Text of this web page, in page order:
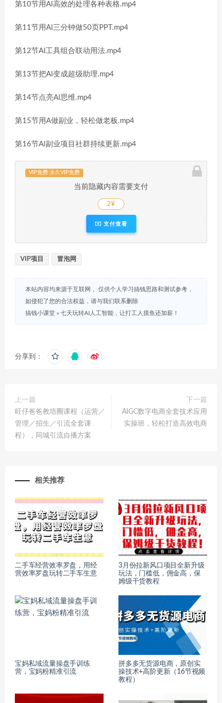
第10节用Al高效的处理各种表格.mp4
第11节用Al三分钟做50页PPT.mp4
第12节AI工具组合联动用法.mp4
第13节把Al变成超级助理.mp4
第14节点亮Al思维.mp4
第15节用A做副业，轻松做老板.mp4
第16节Al副业项目社群持续更新.mp4
VIP免费 永久VIP免费
当前隐藏内容需要支付
2¥
支付查看
VIP项目 冒泡网
本站内容均来源于互联网， 仅供个人学习搞钱思路和测试参考，
如侵犯了您的合法权益，请与我们联系删除
搞钱小课堂 » 七天玩转AI人工智能，让打工人摸鱼还加薪！
分享到：
上一篇
旺仔爸爸教培圈课程（运营／
管理／招生／引流全套课
程），同城引流自播方案
下一篇
AIGC数字电商全套技术应用
实操班，轻松打造高效电商
相关推荐
二手车经营效率罗盘，用经
营效率罗盘玩转二手车生意
3月份拉新风口项目全新升级
玩法，门槛低，佣金高，保
姆级干货教程
宝妈私域流量操盘手训练
营，宝妈粉精准引流
拼多多无货源电商，原创实
操技术+高阶更新（16节视频
教程）